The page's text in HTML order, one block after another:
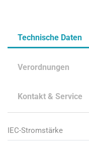
Technische Daten
Verordnungen
Kontakt & Service
IEC-Stromstärke